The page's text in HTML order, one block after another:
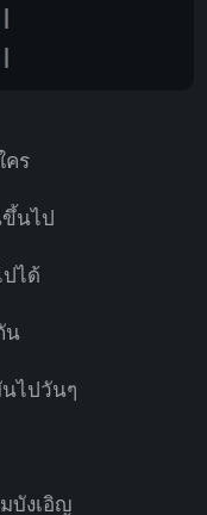
|
|
คร
นไป
ปได้
น
ไปวันๆ
บังเอิญ